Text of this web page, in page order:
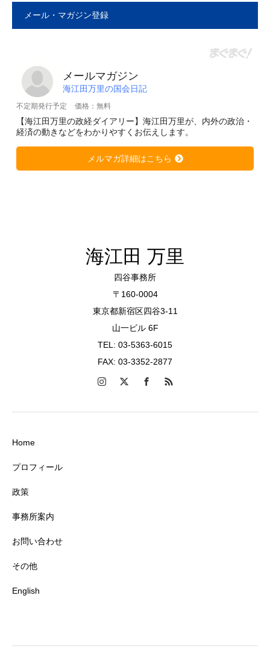
メール・マガジン登録
メールマガジン
海江田万里の国会日記
不定期発行予定 価格：無料
【海江田万里の政経ダイアリー】海江田万里が、内外の政治・
経済の動きなどをわかりやすくお伝えします。
メルマガ詳細はこちら
海江田 万里
四谷事務所
〒160-0004
東京都新宿区四谷3-11
山一ビル 6F
TEL: 03-5363-6015
FAX: 03-3352-2877
Home
プロフィール
政策
事務所案内
お問い合わせ
その他
English